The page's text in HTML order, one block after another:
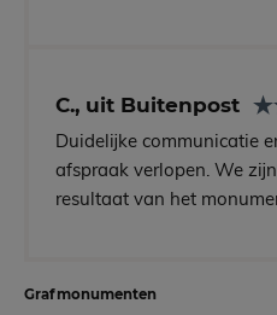
C., uit Buitenpost
Duidelijke communicatie
afspraak verlopen. We
resultaat van het
Grafmonumenten